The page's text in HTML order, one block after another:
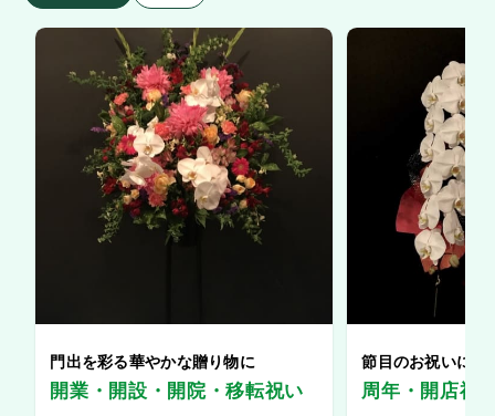
門出を彩る華やかな贈り物に
開業・開設・開院・移転祝い
節目のお祝いに、
周年・開店祝